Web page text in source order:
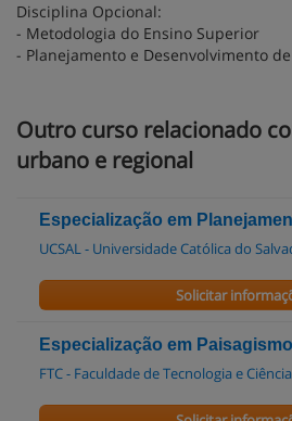
Disciplina Opcional:
- Metodologia do Ensino Superior
- Planejamento e Desenvolvimento
Outro curso relacionado
urbano e regional
Especialização em
UCSAL - Universidade Católica do
Solicitar
Especialização em Paisagismo
FTC - Faculdade de Tecnologia e